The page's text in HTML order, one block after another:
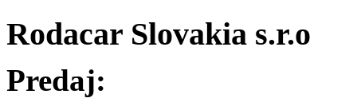
Rodacar Slovakia s.r.o
Predaj: